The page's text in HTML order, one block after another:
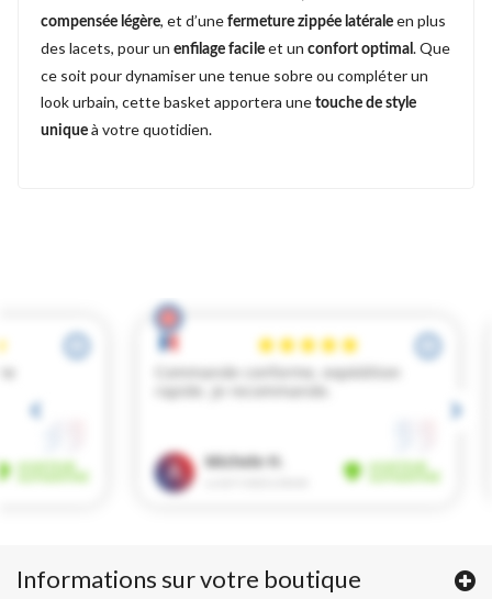
compensée légère, et d’une fermeture zippée latérale en plus
des lacets, pour un enfilage facile et un confort optimal . Que
ce soit pour dynamiser une tenue sobre ou compléter un
look urbain, cette basket apportera une touche de style
unique à votre quotidien.
Informations sur votre boutique